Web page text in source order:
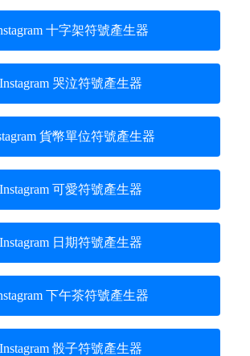
十字架符號產生器
Instagram 哭泣符號產生器
貨幣單位符號產生器
Instagram 可愛符號產生器
Instagram 日期符號產生器
下午茶符號產生器
Instagram 骰子符號產生器